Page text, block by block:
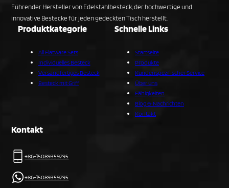
Führender Hersteller von Edelstahlbesteck, der hochwertige und
innovative Bestecke für jeden gedeckten Tisch herstellt.
Produktkategorie
All Flatware Sets
Individuelles Besteck
Versandfertiges Besteck
Besteck mit Griff
Schnelle Links
Startseite
Produkte
Kundenspezifischer Service
Über uns
Fähigkeiten
Blog & Nachrichten
Kontakt
Kontakt
+86-15089359795
+86-15089359795